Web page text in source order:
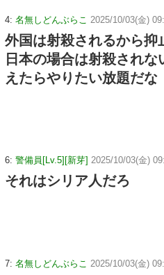
4: 名無しどんぶらこ 2025/10/03(金)
外国は射殺されるから抑
日本の場合は射殺され
えたらやりたい放題だな
6: 警備員[Lv.5][新芽] 2025/10/03(金)
それはシリア人だろ
7: 名無しどんぶらこ 2025/10/03(金)